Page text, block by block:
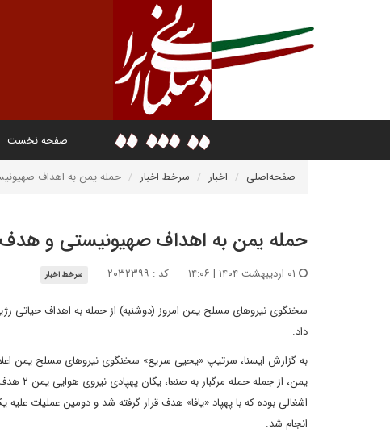
صفحه نخست
صفحه‌اصلی اخبار سرخط اخبار حمله یمن به اهداف
حمله یمن به اهداف صهیونیستی و
کد : ۲۰۳۲۳۹۹ سرخط اخبار
سخنگوی نیروهای مسلح یمن امروز (دوشنبه) از حمله به اهداف حیاتی
داد.
به گزارش ایسنا، سرتیپ «یحیی سریع» سخنگوی نیروهای مسلح یمن
یمن،
انجام شد.